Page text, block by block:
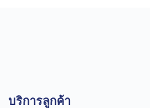
บริการลูกค้า